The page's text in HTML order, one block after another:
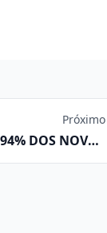
Próximo
DOS NOVOS
NA RMC EM